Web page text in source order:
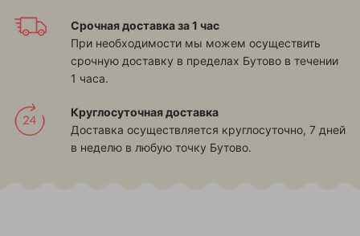
Срочная доставка за 1 час
При необходимости мы можем осуществить
срочную доставку в пределах Бутово в течении
1 часа.
Круглосуточная доставка
Доставка осуществляется круглосуточно, 7 дней
в неделю в любую точку Бутово.